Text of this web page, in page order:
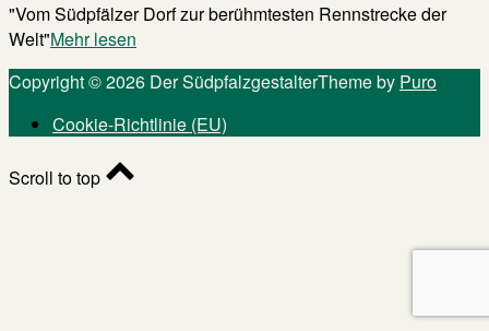
"Vom Südpfälzer Dorf zur berühmtesten Rennstrecke der
Welt"Mehr lesen
Copyright © 2026 Der SüdpfalzgestalterTheme by Puro
Cookie-Richtlinie (EU)
Scroll to top